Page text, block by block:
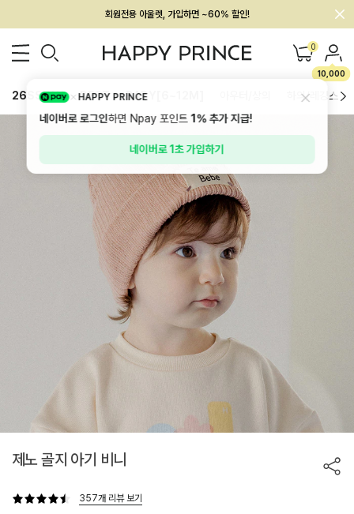
회원전용 아울렛, 가입하면 ~60% 할인!
멤버십 최대 28,000원 혜택 0
10,000
26SS 신상 BEST BABY[6~12M] 하의/레깅스
제노 골지 아기 비니
357개 리뷰 보기
HAPPY PRINCE
네이버로 로그인하면 Npay 포인트1%추가 지급!
네이버로 1초 가입하기